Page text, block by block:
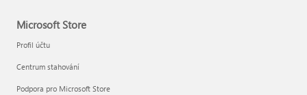
Microsoft Store
Profil účtu
Centrum stahování
Podpora pro Microsoft Store